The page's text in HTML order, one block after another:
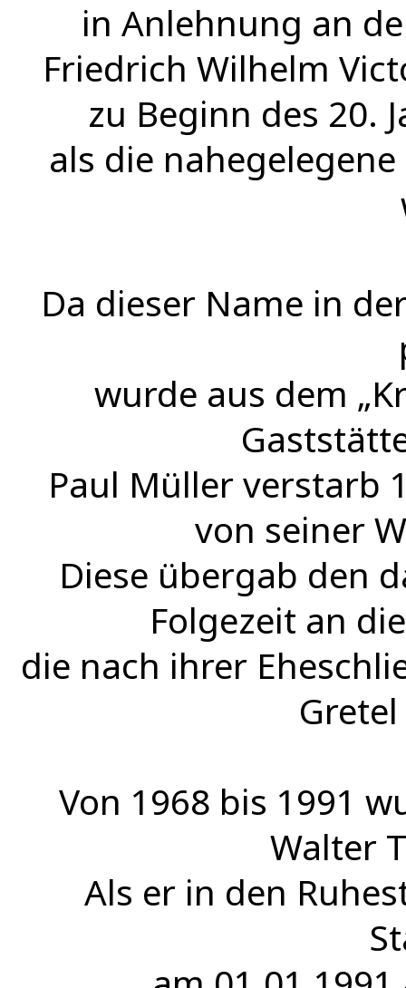
in Anlehnung an
Friedrich Wilhelm
zu Beginn des 20.
als die
Da dieser Name in
wurde aus dem
Paul Müller verstarb
von seiner
Diese übergab den
Folgezeit an
die nach ihrer
Von 1968 bis 1991
Walter
Als er in den